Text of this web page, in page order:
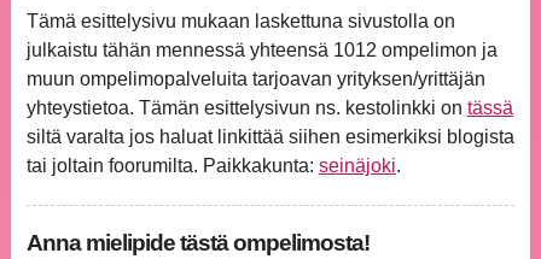
Tämä esittelysivu mukaan laskettuna sivustolla on
julkaistu tähän mennessä yhteensä 1012 ompelimon ja
muun ompelimopalveluita tarjoavan yrityksen/yrittäjän
yhteystietoa. Tämän esittelysivun ns. kestolinkki on tässä
siltä varalta jos haluat linkittää siihen esimerkiksi blogista
tai joltain foorumilta. Paikkakunta: seinäjoki.
Anna mielipide tästä ompelimosta!